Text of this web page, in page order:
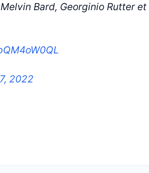
Bard, Georginio Rutter et
2022